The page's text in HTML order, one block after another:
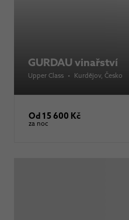
GURDAU vinařství
Upper Class • Kurdějov, Česko
Od 15 600 Kč
za noc